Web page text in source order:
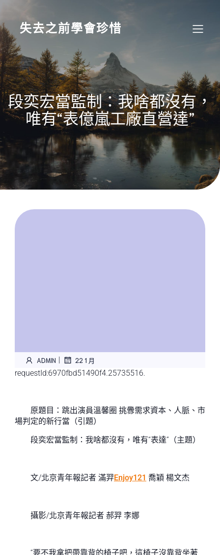
content
失去之前學會珍惜
段奕宏當監制：我啥都沒有，
唯有“表億嵐工廠直營達”
ADMIN | 22 1 月
requestId:6970fbd51490f4.25735516.
原題目：跳出演員溫馨圈 挑釁需求資本、人脈、市
場判定的新行當（引題）
段奕宏當監制：我啥都沒有，唯有“表達”（主題）
文/北京青年報記者 滿羿Enjoy121 喬穎 楊文杰
攝影/北京青年報記者 郝羿 李娜
“要不我拿把帶靠背的椅子吧，這椅子沒靠背坐著